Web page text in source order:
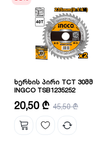
ხერხის პირი TCT 30მმ
INGCO TSB1235252
დიამეტრი: 235 მმ
20,50 ₾ 45,50 ₾